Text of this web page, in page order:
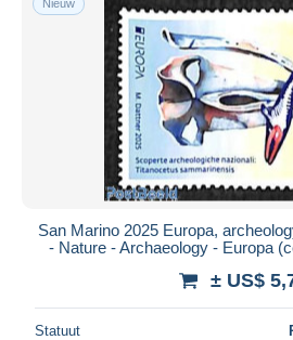
Nieuw
San Marino 2025 Europa,
- Nature - Archaeology - Europa
± US$
Statuut